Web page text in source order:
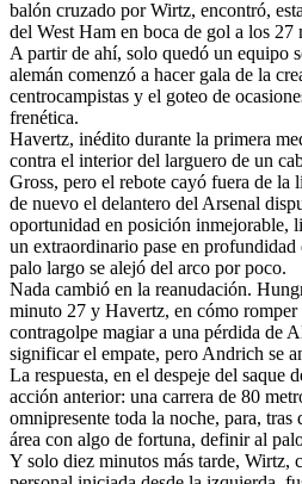
balón cruzado por Wirtz, encontró,
del West Ham en boca de gol a los 27
A partir de ahí, solo quedó un equipo
alemán comenzó a hacer gala de la
centrocampistas y el goteo de
frenética.
Havertz, inédito durante la primera
contra el interior del larguero de un
Gross, pero el rebote cayó fuera de la
de nuevo el delantero del Arsenal
oportunidad en posición inmejorable,
un extraordinario pase en
palo largo se alejó del arco por poco.
Nada cambió en la reanudación.
minuto 27 y Havertz, en cómo romper
contragolpe magiar a una pérdida de
significar el empate, pero Andrich se
La respuesta, en el despeje del saque
acción anterior: una carrera de 80
omnipresente toda la noche, para,
área con algo de fortuna, definir al
Y solo diez minutos más tarde, Wirtz,